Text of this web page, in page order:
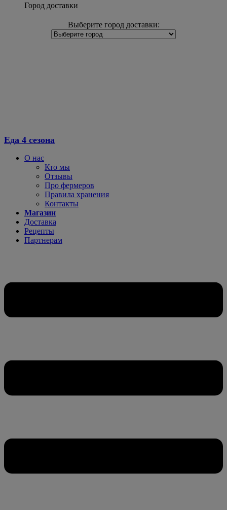
Город доставки
Выберите город доставки:
Еда 4 сезона
О нас
Кто мы
Отзывы
Про фермеров
Правила хранения
Контакты
Магазин
Доставка
Рецепты
Партнерам